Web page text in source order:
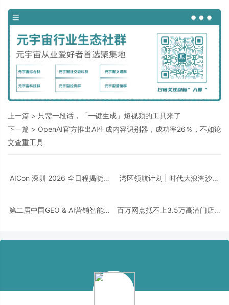
上一篇 > 只需一段话，「一键生成」短视频的工具来了
下一篇 > OpenAI官方推出AI生成内容识别器，成功率26％，不如论
文查重工具
AICon 深圳 2026 全日程揭晓｜
湾区领航计划 | 时代大浪淘沙，
第二届中国GEO & AI营销智能体
百万网点抵不上3.5万高潜门店，